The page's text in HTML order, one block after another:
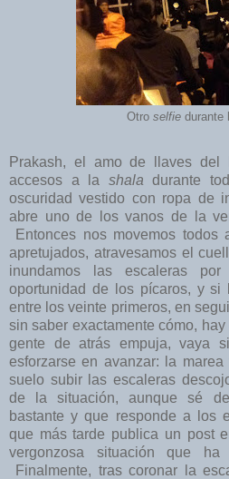
Otro selfie durante
Prakash, el amo de llaves del
accesos a la shala durante
oscuridad vestido con ropa de
abre uno de los vanos de la
Entonces nos movemos
apretujados, atravesamos el
inundamos las escaleras
oportunidad de los pícaros, y
entre los veinte primeros, en
sin saber exactamente cómo,
gente de atrás empuja, vaya
esforzarse en avanzar: la
suelo subir las escaleras
de la situación, aunque sé
bastante y que responde a los
que más tarde publica un post
vergonzosa situación que ha
Finalmente, tras coronar la